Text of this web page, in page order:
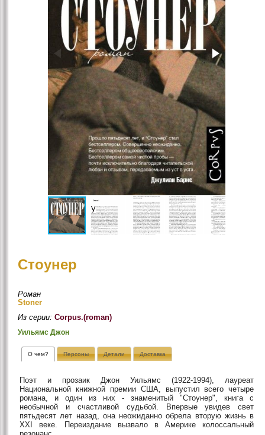
Стоунер
Роман
Stoner
Из серии:Corpus.(roman)
Уильямс Джон
О чем? Персоны Детали Доставка
Поэт и прозаик Джон Уильямс (1922-1994), лауреат
Национальной книжной премии США, выпустил всего четыре
романа, и один из них - знаменитый "Стоунер", книга с
необычной и счастливой судьбой. Впервые увидев свет
пятьдесят лет назад, она неожиданно обрела вторую жизнь в
XXI веке. Переиздание вызвало в Америке колоссальный